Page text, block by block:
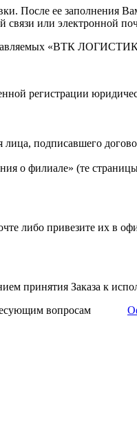
После ее заполнения
или электронной
«ВТК
регистрации
подписавшего
о филиале» (те
либо привезите их
принятия Заказа к
вопросам